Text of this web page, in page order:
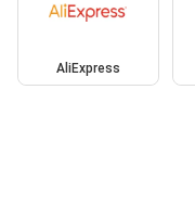
AliExpress